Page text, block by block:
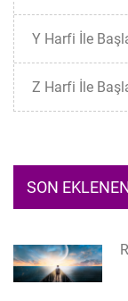
Y Harfi İle
Z Harfi İle
SON